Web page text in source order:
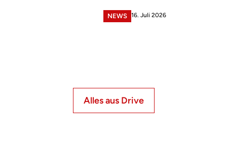
NEWS 16. Juli 2026
Alles aus Drive